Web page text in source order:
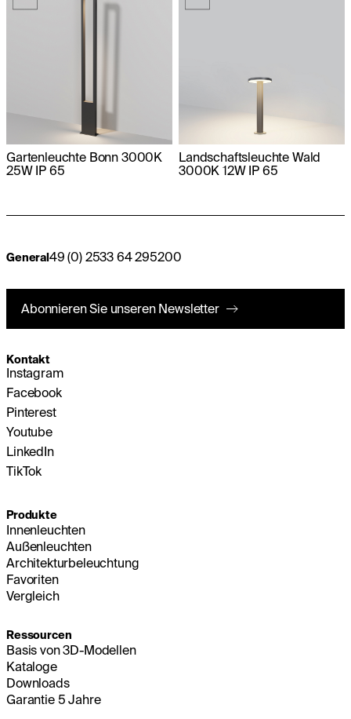
Gartenleuchte Bonn 3000K
25W IP 65
Landschaftsleuchte Wald
3000K 12W IP 65
General 49 (0) 2533 64 295200
Abonnieren Sie unseren Newsletter
Kontakt
Instagram
Facebook
Pinterest
Youtube
LinkedIn
TikTok
Produkte
Innenleuchten
Außenleuchten
Architekturbeleuchtung
Favoriten
Vergleich
Ressourcen
Basis von 3D-Modellen
Kataloge
Downloads
Garantie 5 Jahre